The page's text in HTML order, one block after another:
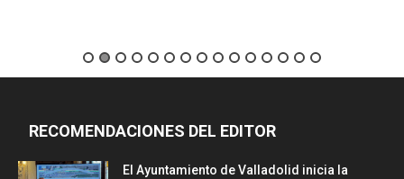
RECOMENDACIONES DEL EDITOR
El Ayuntamiento de Valladolid inicia la